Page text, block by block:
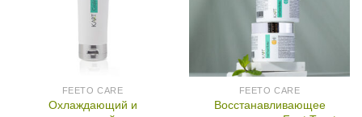
FEETO CARE
Охлаждающий и
FEETO CARE
Восстанавливающее